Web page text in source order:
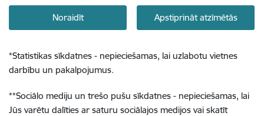
Noraidīt Apstiprināt atzīmētās
*Statistikas sīkdatnes - nepieciešamas, lai uzlabotu vietnes
darbību un pakalpojumus.
**Sociālo mediju un trešo pušu sīkdatnes - nepieciešamas, lai
Jūs varētu dalīties ar saturu sociālajos medijos vai skatīt